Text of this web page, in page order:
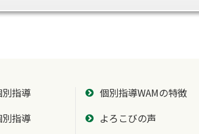
指導
指導
個別指導WAMの特徴
よろこびの声